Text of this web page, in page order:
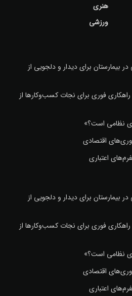
هنری
ورزشی
بیمارستان برای دیدار و دلجویی از
راهکاری فوری برای نجات کسب‌وکارها از
نظامی است؟»
اقتصادی
اعتباری
بیمارستان برای دیدار و دلجویی از
راهکاری فوری برای نجات کسب‌وکارها از
نظامی است؟»
اقتصادی
اعتباری